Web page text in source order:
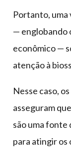
Portanto,
— englobando
econômico —
atenção à
Nesse caso,
asseguram
são uma fonte
para atingir